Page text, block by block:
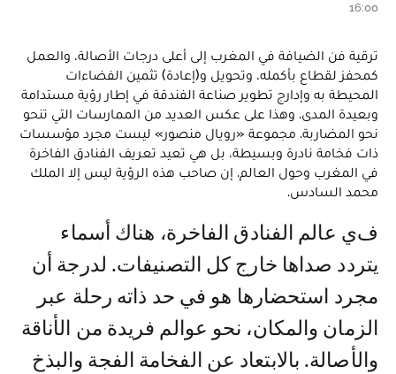
16:00
ترقية فن الضيافة في المغرب إلى أعلى درجات الأصالة، والعمل
كمحفز لقطاع بأكمله، وتحويل و(إعادة) تثمين الفضاءات
المحيطة به وإدارج تطوير صناعة الفندقة في إطار رؤية مستدامة
وبعيدة المدى. وهذا على عكس العديد من الممارسات التي تنحو
نحو المضاربة. مجموعة «رويال منصور» ليست مجرد مؤسسات
ذات فخامة نادرة وبسيطة، بل هي تعيد تعريف الفنادق الفاخرة
في المغرب وحول العالم. إن صاحب هذه الرؤية ليس إلا الملك
محمد السادس.
في عالم الفنادق الفاخرة، هناك أسماء
يتردد صداها خارج كل التصنيفات. لدرجة أن
مجرد استحضارها هو في حد ذاته رحلة عبر
الزمان والمكان، نحو عوالم فريدة من الأناقة
والأصالة. بالابتعاد عن الفخامة الفجة والبذخ